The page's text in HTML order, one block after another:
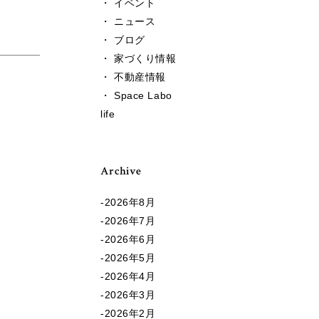
・ イベント
・ ニュース
・ ブログ
・ 家づくり情報
・ 不動産情報
・ Space Labo
life
Archive
2026年8月
2026年7月
2026年6月
2026年5月
2026年4月
2026年3月
2026年2月